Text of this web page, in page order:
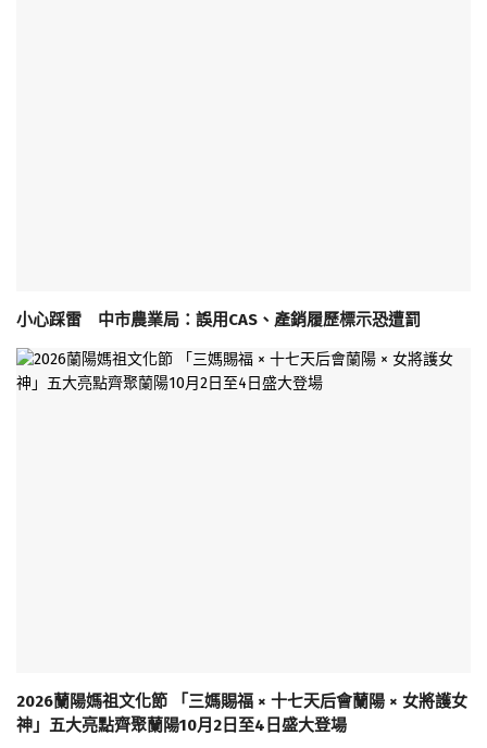
小心踩雷 中市農業局：誤用CAS、產銷履歷標示恐遭罰
2026蘭陽媽祖文化節 「三媽賜福 × 十七天后會蘭陽 × 女將護女
神」五大亮點齊聚蘭陽10月2日至4日盛大登場